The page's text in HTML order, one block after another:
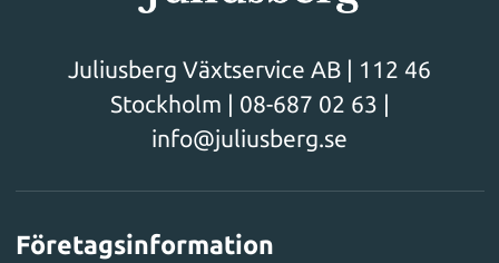
Juliusberg Växtservice AB | 112 46
Stockholm | 08-687 02 63 |
info@juliusberg.se
Företagsinformation